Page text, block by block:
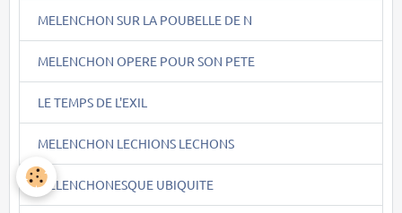
MELENCHON SUR LA POUBELLE DE N
MELENCHON OPERE POUR SON PETE
LE TEMPS DE L'EXIL
MELENCHON LECHIONS LECHONS
MELENCHONESQUE UBIQUITE